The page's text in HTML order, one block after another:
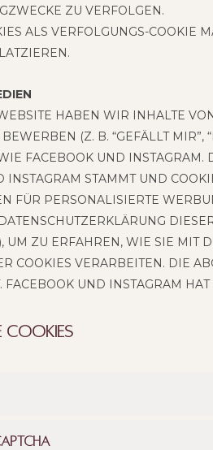
ZU VERFOLGEN.
ALS VER­FOL­GUNGS-COO­KIE
HABEN WIR INHAL­TE
(Z. B. “GEFÄLLT MIR”,
FACE­BOOK UND INSTA­GRAM.
INSTA­GRAM STAMMT UND
FÜR PER­SO­NA­LI­SIER­TE
ZU ERFAH­REN, WIE SIE MIT
COO­KIES VER­AR­BEI­TEN. DIE
UND INSTA­GRAM HAT
Cookies